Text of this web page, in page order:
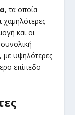
, τα οποία
χαμηλότερες
και οι
, με υψηλότερες
επίπεδο